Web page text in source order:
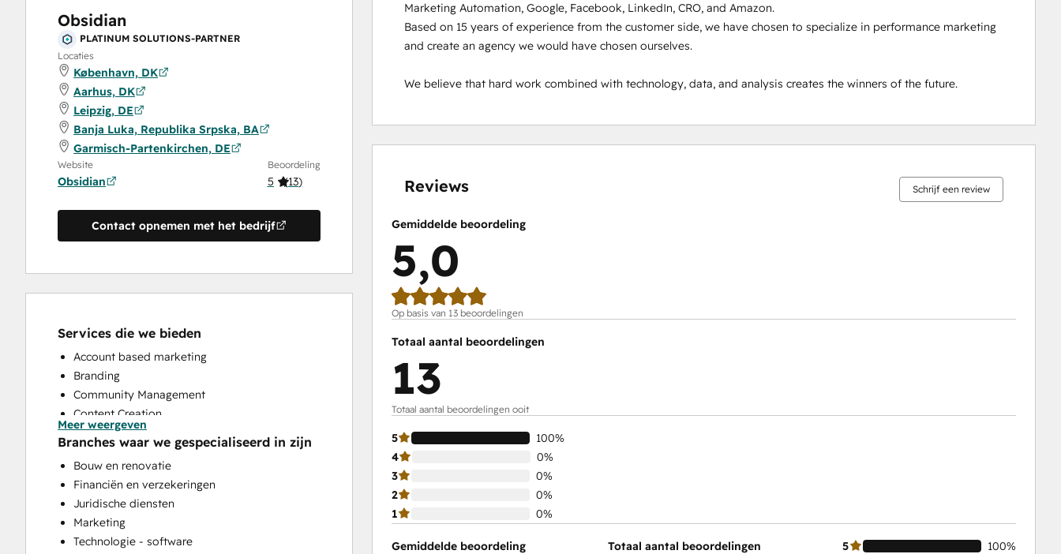
Obsidian
PLATINUM SOLUTIONS-PARTNER
Locaties
København, DK
Aarhus, DK
Leipzig, DE
Banja Luka, Republika Srpska, BA
Garmisch-Partenkirchen, DE
Website
Obsidian
Beoordeling
5 (13)
Contact opnemen met het bedrijf
Services die we bieden
Account based marketing
Branding
Community Management
Content Creation
Conversational Marketing
CRM Implementation
CRM Migration
Custom API Integrations
Customer Marketing
Customer Success Training
Customer Support Training
Meer weergeven
Branches waar we gespecialiseerd in zijn
Bouw en renovatie
Financiën en verzekeringen
Juridische diensten
Marketing
Technologie - software
Marketing Automation, Google, Facebook, LinkedIn, CRO, and Amazon.
Based on 15 years of experience from the customer side, we have chosen to specialize in performance marketing
and create an agency we would have chosen ourselves.
We believe that hard work combined with technology, data, and analysis creates the winners of the future.
Reviews Schrijf een review
Gemiddelde beoordeling
5,0
Op basis van 13 beoordelingen
Totaal aantal beoordelingen
13
Totaal aantal beoordelingen ooit
5
100%
4
0%
3
0%
2
0%
1
0%
Gemiddelde beoordeling Totaal aantal beoordelingen 5
100%